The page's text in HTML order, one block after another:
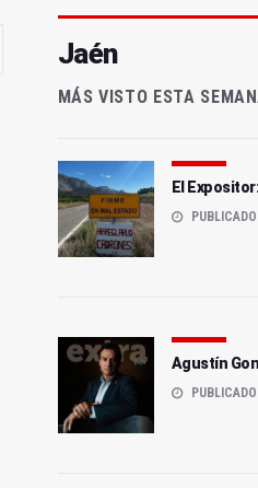
Jaén
MÁS VISTO ESTA
El
Agustín